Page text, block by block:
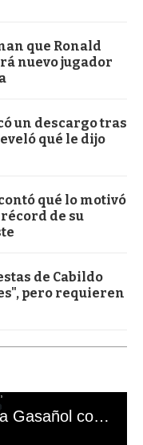
que Ronald
nuevo jugador
un descargo tras
qué le dijo
qué lo motivó
de su
de Cabildo
pero requieren
El mal momento de Yanina Gasañol con un hincha argentino en "Subrayado"